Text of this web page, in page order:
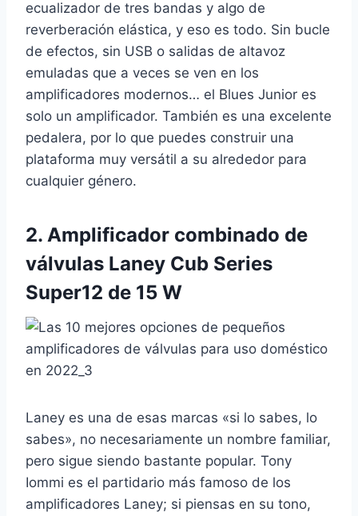
ecualizador de tres bandas y algo de
reverberación elástica, y eso es todo. Sin bucle
de efectos, sin USB o salidas de altavoz
emuladas que a veces se ven en los
amplificadores modernos… el Blues Junior es
solo un amplificador. También es una excelente
pedalera, por lo que puedes construir una
plataforma muy versátil a su alrededor para
cualquier género.
2. Amplificador combinado de
válvulas Laney Cub Series
Super12 de 15 W
Laney es una de esas marcas «si lo sabes, lo
sabes», no necesariamente un nombre familiar,
pero sigue siendo bastante popular. Tony
Iommi es el partidario más famoso de los
amplificadores Laney; si piensas en su tono,